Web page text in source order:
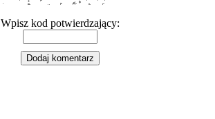
Wpisz kod potwierdzający: